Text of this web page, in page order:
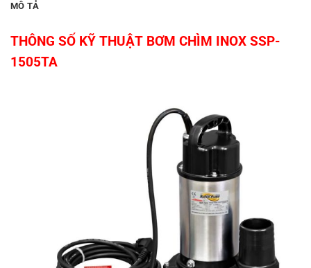
MÔ TẢ
THÔNG SỐ KỸ THUẬT BƠM CHÌM INOX SSP-
1505TA